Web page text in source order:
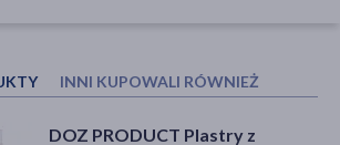
INNI KUPOWALI RÓWNIEŻ
DOZ PRODUCT Plastry z
DOZ PRODUCT Plaster z